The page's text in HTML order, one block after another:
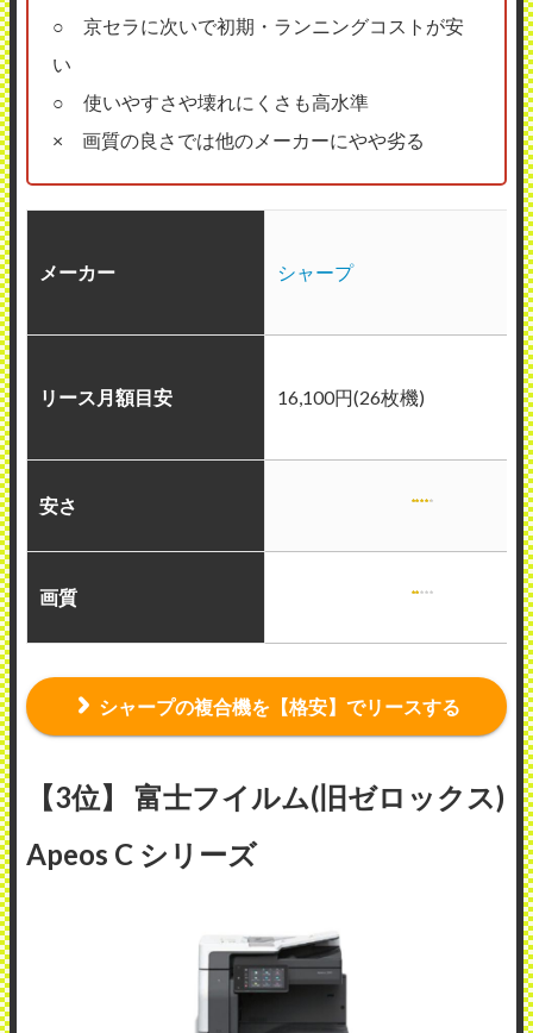
○ 京セラに次いで初期・ランニングコストが安
い
○ 使いやすさや壊れにくさも高水準
× 画質の良さでは他のメーカーにやや劣る
メーカー シャープ
リース月額目安 16,100円(26枚機)
安さ
画質
シャープの複合機を【格安】でリースする
【3位】 富士フイルム(旧ゼロックス)
Apeos C シリーズ